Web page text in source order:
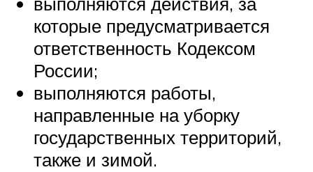
которые предусматривается
ответственность Кодексом
России;
выполняются работы,
направленные на уборку
государственных территорий,
также и зимой.